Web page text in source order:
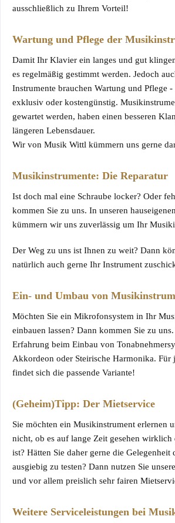
ausschließlich zu Ihrem Vorteil!
Wartung und Pflege der
Damit Ihr Klavier ein langes und gut
es regelmäßig gestimmt werden. Jedoch
Instrumente brauchen Wartung und Pflege
exklusiv oder kostengünstig.
gewartet werden, haben einen besseren
längeren Lebensdauer.
Wir von Musik Wittl kümmern uns gerne
Musikinstrumente: Die Reparatur
Ist doch mal eine Schraube locker? Oder
kommen Sie zu uns. In unseren
kümmern wir uns zuverlässig um Ihr
Der Weg zu uns ist Ihnen zu weit? Dann
natürlich auch gerne Ihr Instrument
Ein- und Umbau von
Möchten Sie ein Mikrofonsystem in Ihr
einbauen lassen? Dann kommen Sie zu
Erfahrung beim Einbau von
Akkordeon oder Steirische Harmonika. Für
findet sich die passende Variante!
(Geheim)Tipp: Der Mietservice
Sie möchten ein Musikinstrument erlernen
nicht, ob es auf lange Zeit gesehen wirklich
ist? Hätten Sie daher gerne die Gelegenheit
ausgiebig zu testen? Dann nutzen Sie
und vor allem preislich sehr fairen
Weitere Serviceleistungen bei